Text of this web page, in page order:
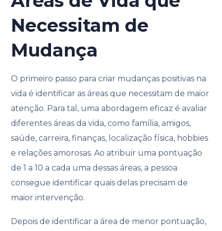
Necessitam de
Mudança
O primeiro passo para criar mudanças positivas na
vida é identificar as áreas que necessitam de maior
atenção. Para tal, uma abordagem eficaz é avaliar
diferentes áreas da vida, como família, amigos,
saúde, carreira, finanças, localização física, hobbies
e relações amorosas. Ao atribuir uma pontuação
de 1 a 10 a cada uma dessas áreas, a pessoa
consegue identificar quais delas precisam de
maior intervenção.
Depois de identificar a área de menor pontuação,